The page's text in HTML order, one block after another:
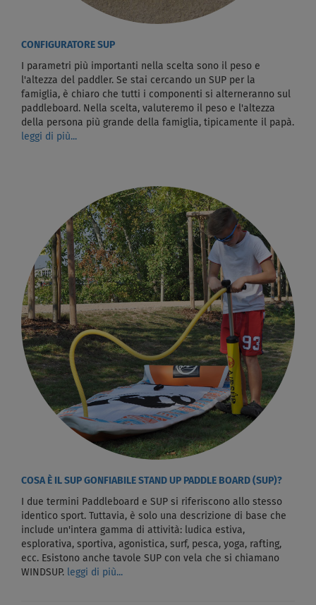
CONFIGURATORE SUP
I parametri più importanti nella scelta sono il peso e
l'altezza del paddler. Se stai cercando un SUP per la
famiglia, è chiaro che tutti i componenti si alterneranno sul
paddleboard. Nella scelta, valuteremo il peso e l'altezza
della persona più grande della famiglia, tipicamente il papà.
leggi di più...
COSA È IL SUP GONFIABILE STAND UP PADDLE BOARD (SUP)?
I due termini Paddleboard e SUP si riferiscono allo stesso
identico sport. Tuttavia, è solo una descrizione di base che
include un'intera gamma di attività: ludica estiva,
esplorativa, sportiva, agonistica, surf, pesca, yoga, rafting,
ecc. Esistono anche tavole SUP con vela che si chiamano
WINDSUP. leggi di più...